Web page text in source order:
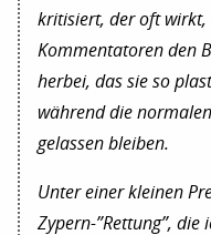
kritisiert, der oft wirkt,
Kommentatoren den
herbei, das sie so
während die
gelassen bleiben.
Unter einer kleinen
Zypern-”Rettung”,